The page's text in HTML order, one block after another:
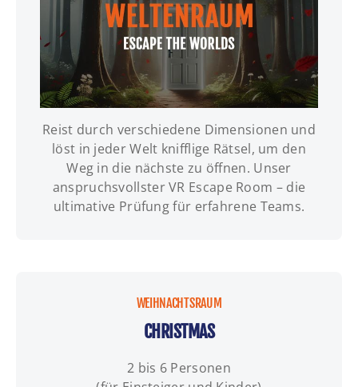
INFOS | TERMINE | BUCHUNG
Reist durch verschiedene Dimensionen und
löst in jeder Welt knifflige Rätsel, um den
Weg in die nächste zu öffnen. Unser
anspruchsvollster VR Escape Room – die
ultimative Prüfung für erfahrene Teams.
WEIHNACHTSRAUM
CHRISTMAS
2 bis 6 Personen